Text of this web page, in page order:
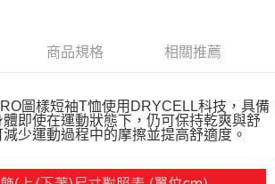
含以上)免運費
含以上)免運費
商品規格 相關推薦
圖樣短袖T恤使用DRYCELL科技，具備
即使在運動狀態下，仍可保持乾爽與舒
少運動過程中的摩擦並提高舒適度。